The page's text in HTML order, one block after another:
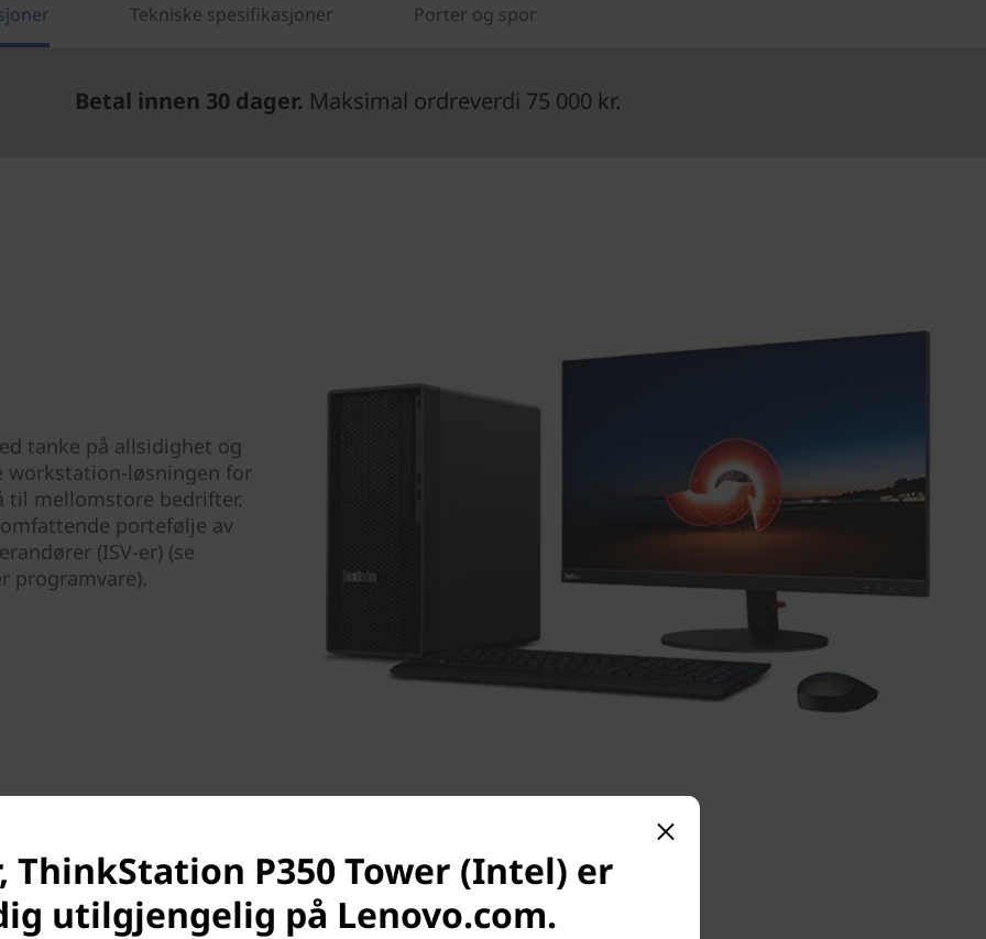
Tekniske spesifikasjoner Porter og spor
Betal innen 30 dager. Maksimal ordreverdi 75 000 kr.
tanke på allsidighet og
workstation-løsningen for
til mellomstore bedrifter.
portefølje av
(ISV-er) (se
programvare).
ThinkStation P350 Tower (Intel) er
utilgjengelig på Lenovo.com.